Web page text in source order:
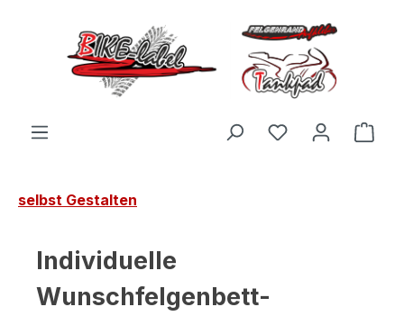
Zum Hauptinhalt springen
Du hast 0
selbst Gestalten
Individuelle
Wunschfelgenbett-